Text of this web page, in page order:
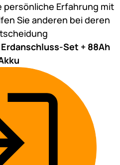
persönliche Erfahrung mit
Sie anderen bei deren
Set + 88Ah